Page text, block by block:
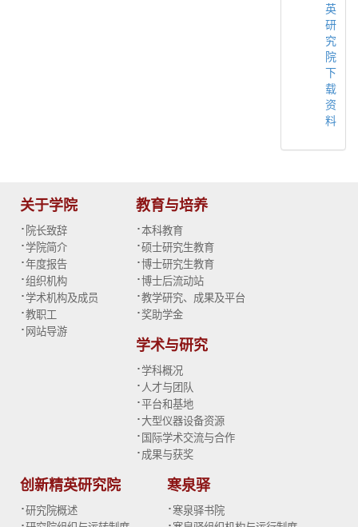
英
研
究
院
下
载
资
料
关于学院
· 院长致辞
·学院简介
·年度报告
·组织机构
·学术机构及成员
·教职工
· 网站导游
教育与培养
·本科教育
·硕士研究生教育
·博士研究生教育
·博士后流动站
·教学研究、成果及平台
·奖助学金
学术与研究
·学科概况
· 人才与团队
·平台和基地
·大型仪器设备资源
· 国际学术交流与合作
· 成果与获奖
创新精英研究院
·研究院概述
寒泉驿
· 寒泉驿书院